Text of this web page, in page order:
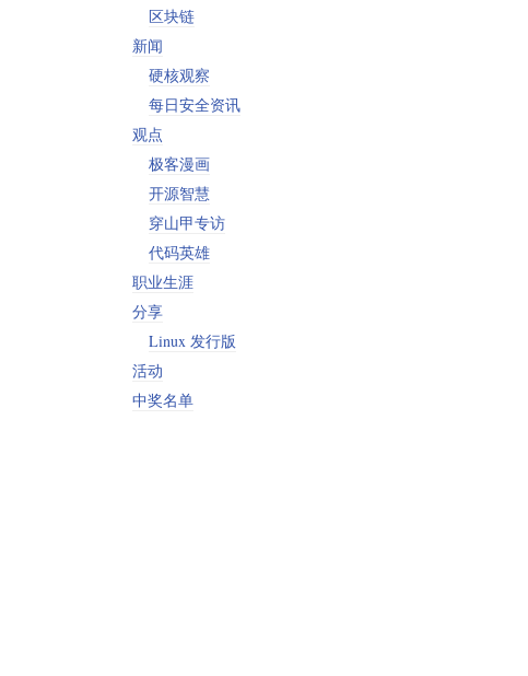
区块链
新闻
硬核观察
每日安全资讯
观点
极客漫画
开源智慧
穿山甲专访
代码英雄
职业生涯
分享
Linux 发行版
活动
中奖名单